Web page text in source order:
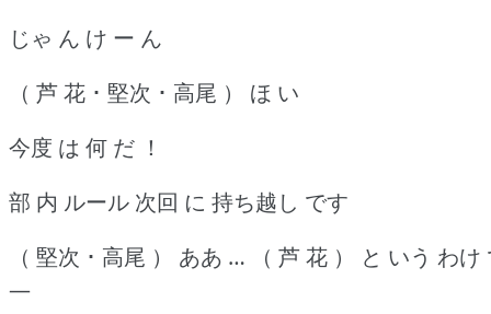
じゃ ん け ー ん
（ 芦 花 ･ 堅次 ･ 高尾 ） ほ い
今度 は 何 だ ！
部 内 ルール 次回 に 持ち越し です
（ 堅次 ･ 高尾 ） ああ … （ 芦 花 ） と いう わけ
―